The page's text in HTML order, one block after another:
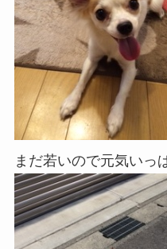
まだ若いので元気いっ